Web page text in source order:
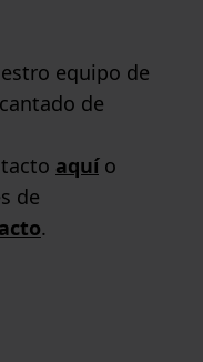
equipo de
de
aquío
de
.